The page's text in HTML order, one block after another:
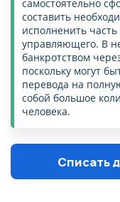
самостоятельно
составить
исполненить
управляющего. В
банкротством
поскольку могут
перевода на
собой большое
человека.
Списать